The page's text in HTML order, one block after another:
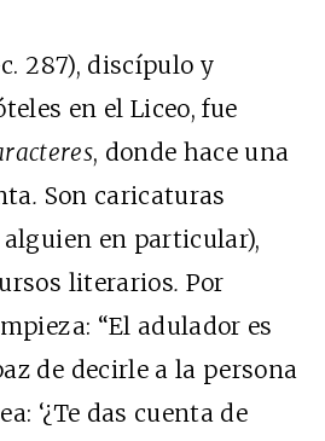
287), discípulo y
en el Liceo, fue
, donde hace una
. Son caricaturas
en particular),
literarios. Por
“El adulador es
de decirle a la persona
‘¿Te das cuenta de